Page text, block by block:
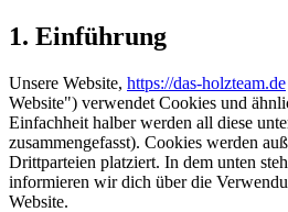
1. Einführung
Unsere Website, https://das-holzteam.de
Website") verwendet Cookies und
Einfachheit halber werden all diese
zusammengefasst). Cookies werden
Drittparteien platziert. In dem unten
informieren wir dich über die
Website.